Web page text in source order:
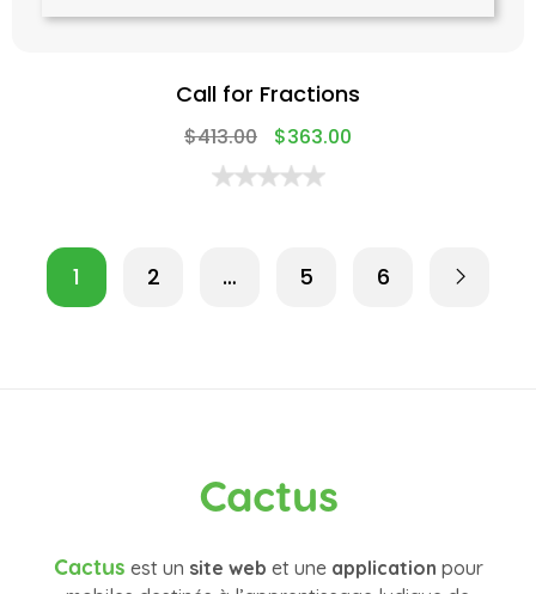
Call for Fractions
$413.00 $363.00
1 2 … 5 6
Cactus
Cactus est un site web et une application pour